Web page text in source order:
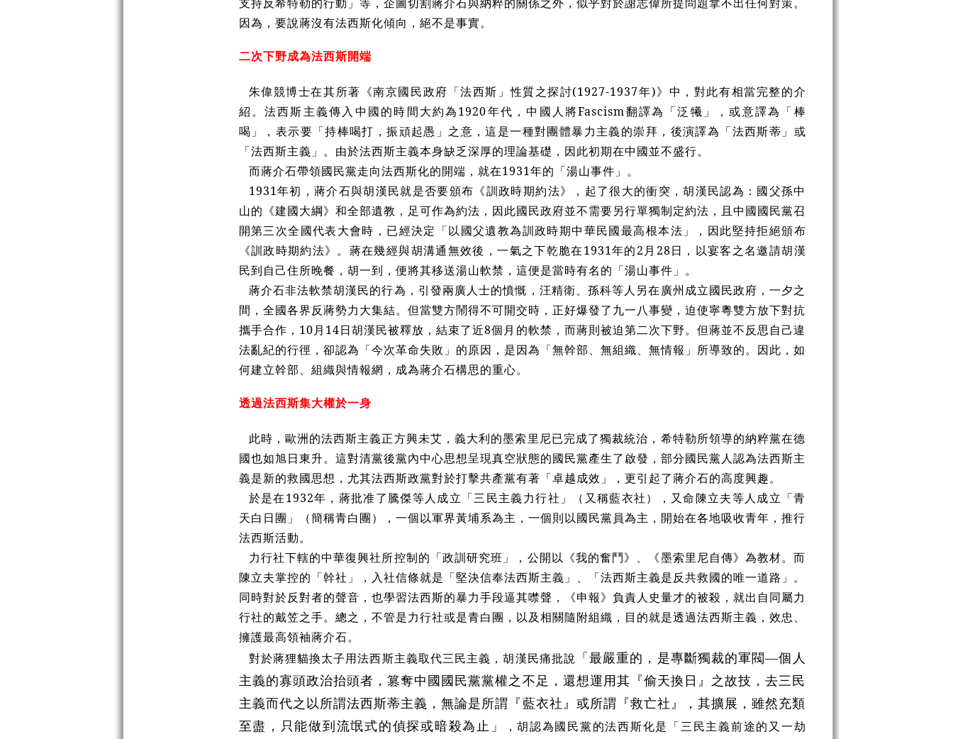
因為，要說蔣沒有法西斯化傾向，絕不是事實。
二次下野成為法西斯開端
朱偉競博士在其所著《南京國民政府「法西斯」性質之探討(1927-1937年)》中，對此有相當完整的介
紹。法西斯主義傳入中國的時間大約為1920年代，中國人將Fascism翻譯為「泛犧」，或意譯為「棒
喝」，表示要「持棒喝打，振頑起愚」之意，這是一種對團體暴力主義的崇拜，後演譯為「法西斯蒂」或
「法西斯主義」。由於法西斯主義本身缺乏深厚的理論基礎，因此初期在中國並不盛行。
而蔣介石帶領國民黨走向法西斯化的開端，就在1931年的「湯山事件」。
1931年初，蔣介石與胡漢民就是否要頒布《訓政時期約法》，起了很大的衝突，胡漢民認為：國父孫中
山的《建國大綱》和全部遺教，足可作為約法，因此國民政府並不需要另行單獨制定約法，且中國國民黨召
開第三次全國代表大會時，已經決定「以國父遺教為訓政時期中華民國最高根本法」，因此堅持拒絕頒布
《訓政時期約法》。蔣在幾經與胡溝通無效後，一氣之下乾脆在1931年的2月28日，以宴客之名邀請胡漢
民到自己住所晚餐，胡一到，便將其移送湯山軟禁，這便是當時有名的「湯山事件」。
蔣介石非法軟禁胡漢民的行為，引發兩廣人士的憤慨，汪精衛、孫科等人另在廣州成立國民政府，一夕之
間，全國各界反蔣勢力大集結。但當雙方鬧得不可開交時，正好爆發了九一八事變，迫使寧粵雙方放下對抗
攜手合作，10月14日胡漢民被釋放，結束了近8個月的軟禁，而蔣則被迫第二次下野。但蔣並不反思自己違
法亂紀的行徑，卻認為「今次革命失敗」的原因，是因為「無幹部、無組織、無情報」所導致的。因此，如
何建立幹部、組織與情報網，成為蔣介石構思的重心。
透過法西斯集大權於一身
此時，歐洲的法西斯主義正方興未艾，義大利的墨索里尼已完成了獨裁統治，希特勒所領導的納粹黨在德
國也如旭日東升。這對清黨後黨內中心思想呈現真空狀態的國民黨產生了啟發，部分國民黨人認為法西斯主
義是新的救國思想，尤其法西斯政黨對於打擊共產黨有著「卓越成效」，更引起了蔣介石的高度興趣。
於是在1932年，蔣批准了騰傑等人成立「三民主義力行社」（又稱藍衣社），又命陳立夫等人成立「青
天白日團」（簡稱青白團），一個以軍界黃埔系為主，一個則以國民黨員為主，開始在各地吸收青年，推行
法西斯活動。
力行社下轄的中華復興社所控制的「政訓研究班」，公開以《我的奮鬥》、《墨索里尼自傳》為教材。而
陳立夫掌控的「幹社」，入社信條就是「堅決信奉法西斯主義」、「法西斯主義是反共救國的唯一道路」。
同時對於反對者的聲音，也學習法西斯的暴力手段逼其噤聲，《申報》負責人史量才的被殺，就出自同屬力
行社的戴笠之手。總之，不管是力行社或是青白團，以及相關隨附組織，目的就是透過法西斯主義，效忠、
擁護最高領袖蔣介石。
對於蔣狸貓換太子用法西斯主義取代三民主義，胡漢民痛批說 「最嚴重的，是專斷獨裁的軍閥—個人
主義的寡頭政治抬頭者，篡奪中國國民黨黨權之不足，還想運用其『偷天換日』之故技，去三民
主義而代之以所謂法西斯蒂主義，無論是所謂『藍衣社』或所謂『救亡社』，其擴展，雖然充類
至盡，只能做到流氓式的偵探或暗殺為止」
，胡認為國民黨的法西斯化是「三民主義前途的又一劫